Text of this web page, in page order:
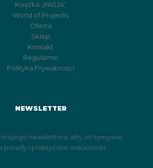
Książka „PASJA”
World of Projects
Oferta
Sklep
Kontakt
Regulamin
Polityka Prywatności
NEWSLETTER
mojego newslettera, aby otrzymywać
porady i praktyczne wskazówki.